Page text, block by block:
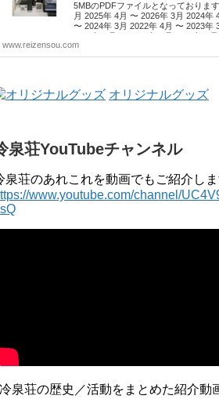
5MBのPDFファイルとなっておりま
月 2025年 4月 〜 2026年 3月 2024年
〜 2024年 3月 2022年 4月 〜 2023年
2020年 4月 〜 2021年 3月 2019年 4
2019年 3月 2017年 4月 〜 2018年 3
2015年 4月 〜 2016年 3月 2014年 4
www.reizensou.com
オリジナルグッズ
泉荘YouTubeチャンネル
泉荘のあれこれを動画でもご紹介し
www.youtube.com/channel/
泉荘の歴史／活動をまとめた紹介動